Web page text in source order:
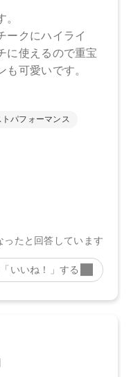
、セラミドNP、ホホバ
ロール、イソステアリ
水酸化Al、マイカ、酸
）、グンジョウ、赤
プリル酸/カプリン酸）
カ、パルミチン酸デキ
オプンチアフィクスイ
セラミドNP、ホホバ種
マイカ、酸化チタン、